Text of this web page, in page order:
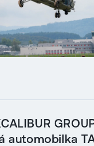
automobilka